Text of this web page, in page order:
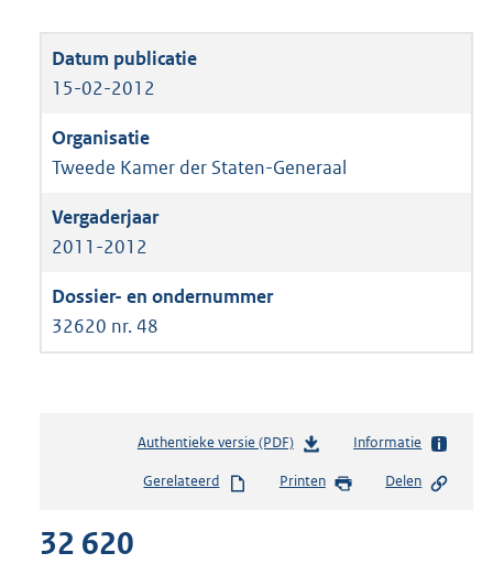
15-02-2012
Tweede Kamer der Staten-Generaal
2011-2012
32620 nr. 48
Authentieke versie (PDF)b
s
Informatie
Gerelateerd Printen Delen
32 620